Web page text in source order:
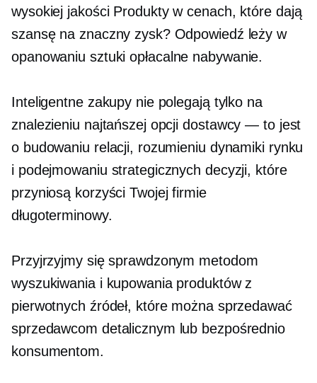
wysokiej jakościProdukty w cenach, które dają
szansę na znaczny zysk? Odpowiedź leży w
opanowaniu sztukiopłacalne nabywanie.
Inteligentne zakupy nie polegają tylko na
znalezieniu najtańszej opcjidostawcy — to jest
o budowaniu relacji, rozumieniu dynamiki rynku
i podejmowaniu strategicznych decyzji, które
przyniosą korzyści Twojej firmie
długoterminowy.
Przyjrzyjmy się sprawdzonym metodom
wyszukiwania i kupowania produktów z
pierwotnych źródeł, które można sprzedawać
sprzedawcom detalicznym lub bezpośrednio
konsumentom.